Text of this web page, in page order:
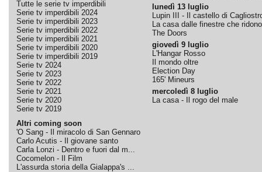
Tutte le serie tv imperdibili
Serie tv imperdibili 2024
Serie tv imperdibili 2023
Serie tv imperdibili 2022
Serie tv imperdibili 2021
Serie tv imperdibili 2020
Serie tv imperdibili 2019
Serie tv 2024
Serie tv 2023
Serie tv 2022
Serie tv 2021
Serie tv 2020
Serie tv 2019
Altri coming soon
'O Sang - Il miracolo di San Gennaro
Carlo Acutis - Il giovane santo
Carla Lonzi - Dentro e fuori dal m...
Cocomelon - Il Film
L'assurda storia della Gialappa's ...
lunedì 13 luglio
Lupin III - Il castello di
La casa dalle finestre che ridono
The Doors
giovedì 9 luglio
L'Hangar Rosso
Il mondo oltre
Election Day
165' Mineurs
mercoledì 8 luglio
La casa - Il rogo del male